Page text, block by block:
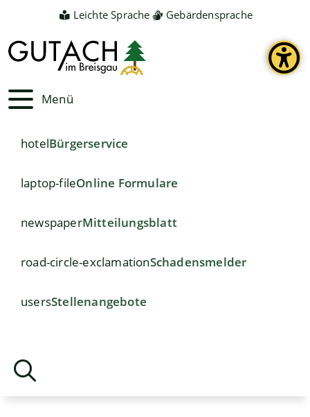
Leichte Sprache Gebärdensprache
Menü
hotelBürgerservice
laptop-fileOnline Formulare
newspaperMitteilungsblatt
road-circle-exclamationSchadensmelder
usersStellenangebote